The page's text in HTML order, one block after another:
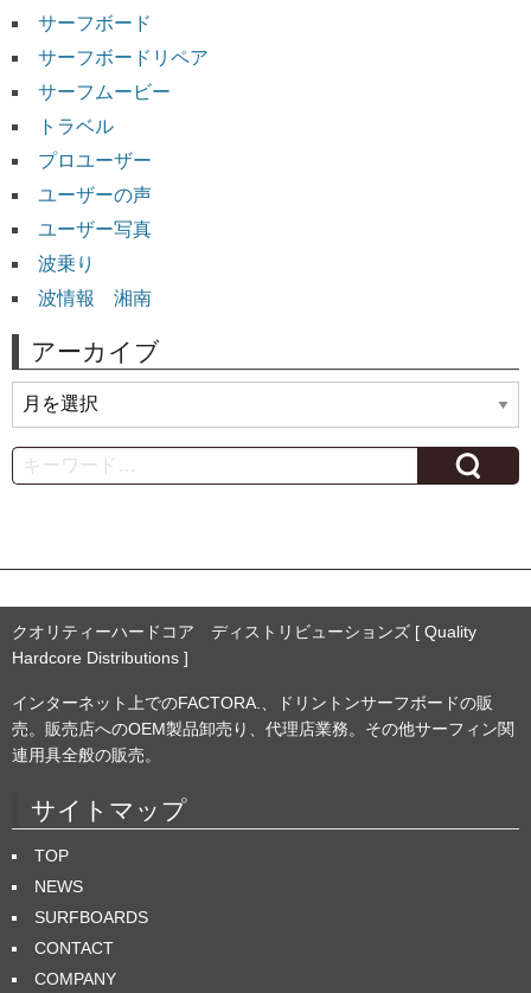
サーフボード
サーフボードリペア
サーフムービー
トラベル
プロユーザー
ユーザーの声
ユーザー写真
波乗り
波情報 湘南
アーカイブ
ー
カ
イ
Search
クオリティーハードコア ディストリビューションズ [ Quality
Hardcore Distributions ]
インターネット上でのFACTORA.、ドリントンサーフボードの販
売。販売店へのOEM製品卸売り、代理店業務。その他サーフィン関
連用具全般の販売。
サイトマップ
TOP
NEWS
SURFBOARDS
CONTACT
COMPANY